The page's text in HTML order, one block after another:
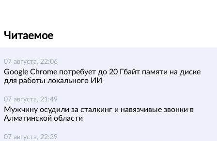
Читаемое
07 августа, 22:06
Google Chrome потребует до 20 Гбайт памяти на диске
для работы локального ИИ
07 августа, 21:49
Мужчину осудили за сталкинг и навязчивые звонки в
Алматинской области
07 августа, 22:39